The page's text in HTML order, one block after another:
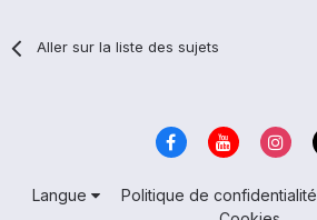
Aller sur la liste des sujets
Langue Politique de confidentialité